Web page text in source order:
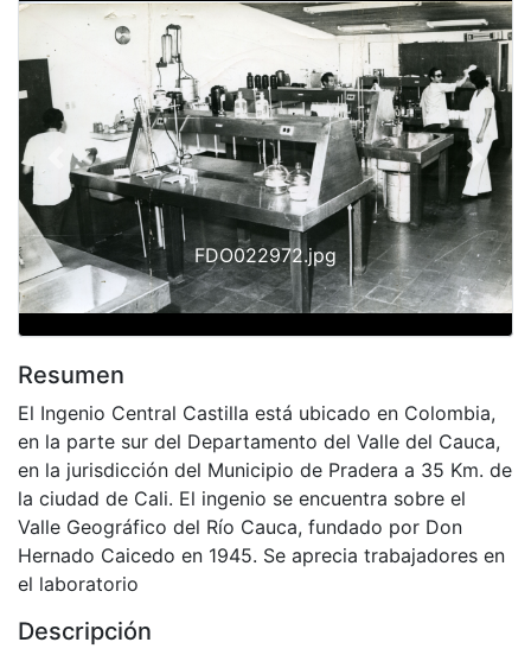
FDO022972.jpg
Previous Next
Resumen
El Ingenio Central Castilla está ubicado en Colombia,
en la parte sur del Departamento del Valle del Cauca,
en la jurisdicción del Municipio de Pradera a 35 Km. de
la ciudad de Cali. El ingenio se encuentra sobre el
Valle Geográfico del Río Cauca, fundado por Don
Hernado Caicedo en 1945. Se aprecia trabajadores en
el laboratorio
Descripción